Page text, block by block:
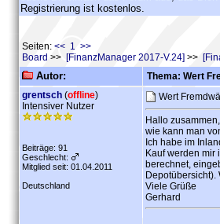
Registrierung ist kostenlos.
Seiten: << 1 >>
Board >> [FinanzManager 2017-V.24] >>
Autor:
Thema: Wert
grentsch (offline)
Intensiver Nutzer
Beiträge: 91
Geschlecht:
Mitglied seit: 01.04.2011
Deutschland
Wert
Hallo zusammen,
wie kann man
Ich habe im
Kauf werden mir
berechnet,
Depotübersicht).
Viele Grüße
Gerhard